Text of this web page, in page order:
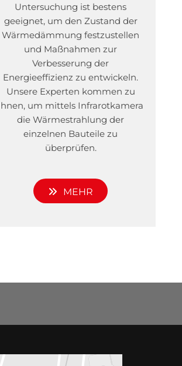
Untersuchung ist bestens
geeignet, um den Zustand der
Wärmedämmung festzustellen
und Maßnahmen zur
Verbesserung der
Energieeffizienz zu entwickeln.
Unsere Experten kommen zu
um mittels Infrarotkamera
die Wärmestrahlung der
einzelnen Bauteile zu
überprüfen.
MEHR